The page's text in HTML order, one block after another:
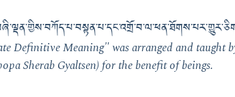
Definitive Meaning" was arranged and taught
Sherab Gyaltsen) for the benefit of beings.